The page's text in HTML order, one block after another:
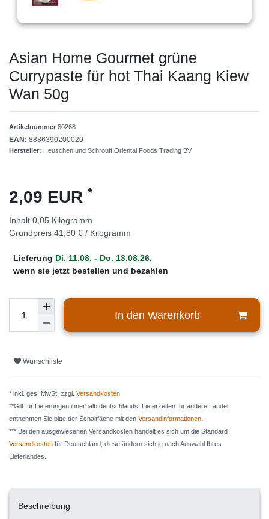
Asian Home Gourmet grüne
Currypaste für hot Thai Kaang Kiew
Wan 50g
Artikelnummer 80268
EAN: 8886390200020
Hersteller: Heuschen und Schrouff Oriental Foods Trading BV
2,09 EUR *
Inhalt 0,05 Kilogramm
Grundpreis 41,80 € / Kilogramm
Lieferung Di. 11.08. - Do. 13.08.26,
wenn sie jetzt bestellen und bezahlen
In den Warenkorb
Wunschliste
* inkl. ges. MwSt. zzgl. Versandkosten
**Gilt für Lieferungen innerhalb deutschlands, Lieferzeiten für andere Länder
entnehmen Sie bitte der Schaltfäche mit den Versandinformationen
*** Bei den ausgewiesenen Versandkosten handelt es sich um die Standard
Versandkosten für Deutschland, diese ändern sich je nach Auswahl Ihres
Lieferlandes.
Beschreibung